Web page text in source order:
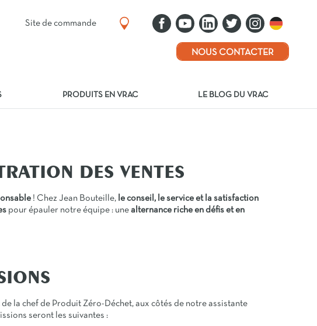
PRODUITS EN VRAC LE BLOG DU VRAC
Site de commande
NOUS CONTACTER
DES VENTES
! Chez Jean Bouteille, le conseil, le service et la satisfaction
pour épauler notre équipe : une alternance riche en défis et en
de la chef de Produit Zéro-Déchet, aux côtés de notre assistante
seront les suivantes :